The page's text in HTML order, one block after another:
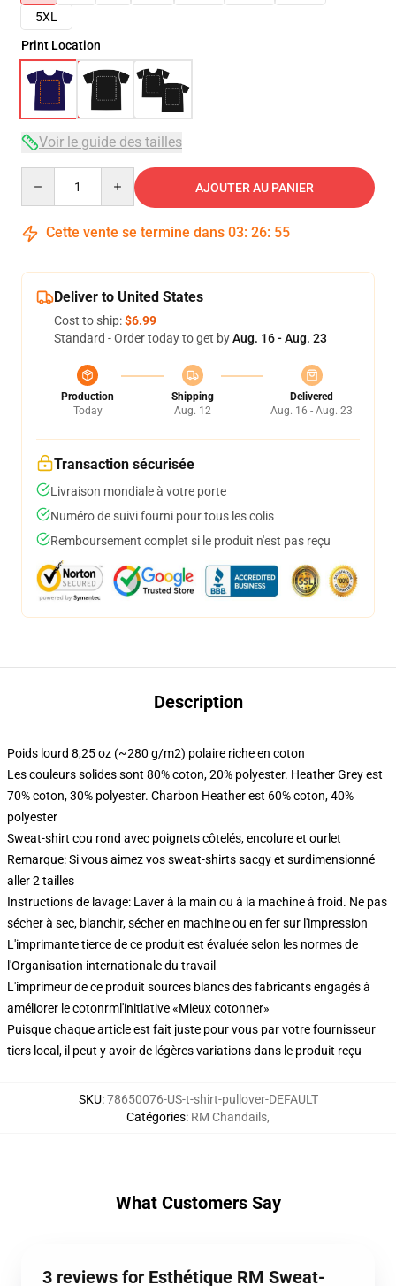
5XL
Print Location
Voir le guide des tailles
AJOUTER AU PANIER
Cette vente se termine dans 03: 26: 54
Deliver to United States
Cost to ship:$6.99
Standard - Order today to get byAug. 16 - Aug. 23
Production
Today
Shipping
Aug. 12
Delivered
Aug. 16 - Aug. 23
Transaction sécurisée
Livraison mondiale à votre porte
Numéro de suivi fourni pour tous les colis
Remboursement complet si le produit n'est pas reçu
Description
Poids lourd 8,25 oz (~280 g/m2) polaire riche en coton
Les couleurs solides sont 80% coton, 20% polyester. Heather Grey est
70% coton, 30% polyester. Charbon Heather est 60% coton, 40%
polyester
Sweat-shirt cou rond avec poignets côtelés, encolure et ourlet
Remarque: Si vous aimez vos sweat-shirts sacgy et surdimensionné
aller 2 tailles
Instructions de lavage: Laver à la main ou à la machine à froid. Ne pas
sécher à sec, blanchir, sécher en machine ou en fer sur l'impression
L'imprimante tierce de ce produit est évaluée selon les normes de
l'Organisation internationale du travail
L'imprimeur de ce produit sources blancs des fabricants engagés à
améliorer le cotonrml'initiative «Mieux cotonner»
Puisque chaque article est fait juste pour vous par votre fournisseur
tiers local, il peut y avoir de légères variations dans le produit reçu
SKU:78650076-US-t-shirt-pullover-DEFAULT
Catégories: RM Chandails,
What Customers Say
3 reviews for Esthétique RM Sweat-